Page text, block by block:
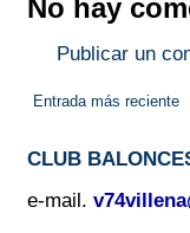
No hay
Publicar un
Entrada más reciente
CLUB
e-mail.